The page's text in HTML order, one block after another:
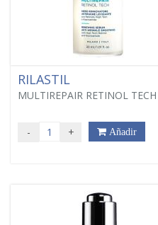
RILASTIL
MULTIREPAIR RETINOL
- + Añadir